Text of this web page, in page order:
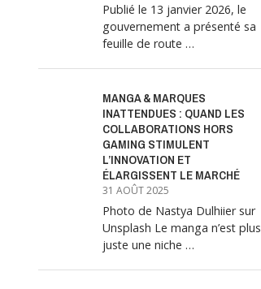
Publié le 13 janvier 2026, le
gouvernement a présenté sa
feuille de route …
MANGA & MARQUES
INATTENDUES : QUAND LES
COLLABORATIONS HORS
GAMING STIMULENT
L’INNOVATION ET
ÉLARGISSENT LE MARCHÉ
31 AOÛT 2025
Photo de Nastya Dulhiier sur
Unsplash Le manga n’est plus
juste une niche …